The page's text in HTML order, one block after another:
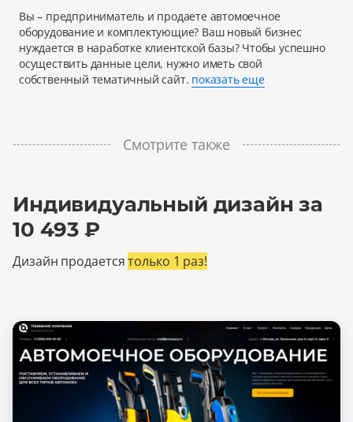
Вы – предприниматель и продаете автомоечное
оборудование и комплектующие? Ваш новый бизнес
нуждается в наработке клиентской базы? Чтобы успешно
осуществить данные цели, нужно иметь свой
собственный тематичный сайт. показать еще
Смотрите также
Индивидуальный дизайн за
10 493 ₽
Дизайн продаетсятолько 1 раз!